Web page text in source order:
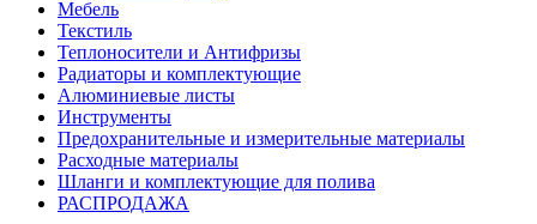
Мебель
Текстиль
Теплоносители и Антифризы
Радиаторы и комплектующие
Алюминиевые листы
Инструменты
Предохранительные и измерительные материалы
Расходные материалы
Шланги и комплектующие для полива
РАСПРОДАЖА